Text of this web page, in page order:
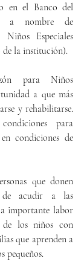
en el Banco del
a nombre de
Especiales
de la institución).
para Niños
a que más
y rehabilitarse.
para
condiciones de
que donen
de acudir a las
importante labor
los niños con
que aprenden a
pequeños.